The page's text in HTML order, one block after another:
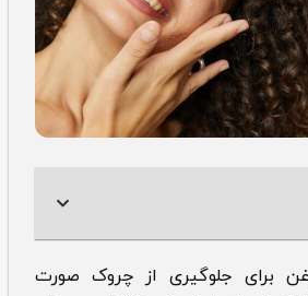
برای جلوگیری از چروک صورت